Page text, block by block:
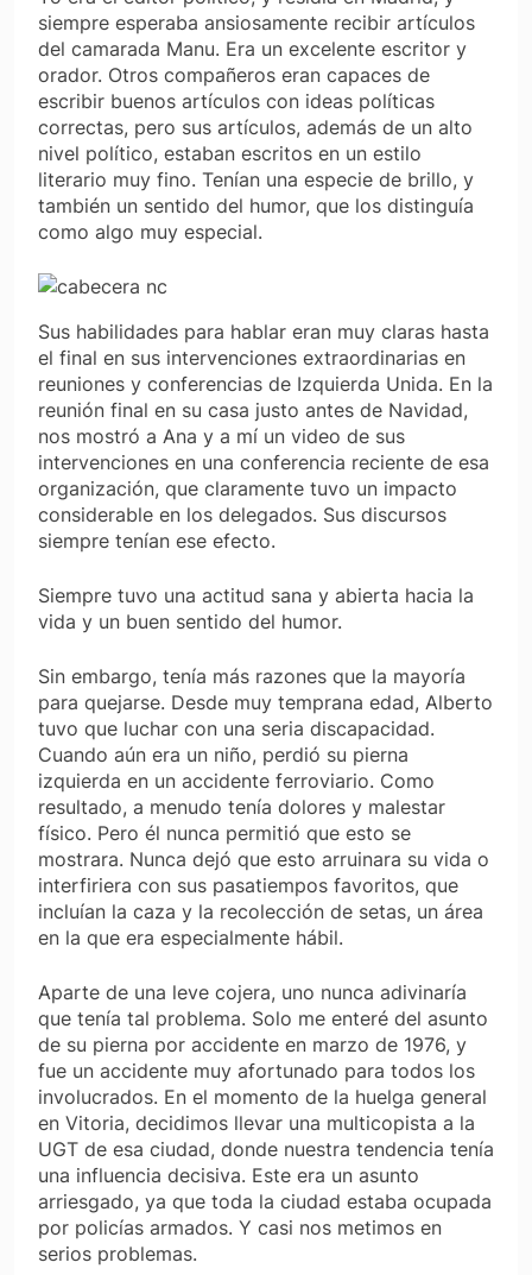
siempre esperaba ansiosamente recibir artículos
del camarada Manu. Era un excelente escritor y
orador. Otros compañeros eran capaces de
escribir buenos artículos con ideas políticas
correctas, pero sus artículos, además de un alto
nivel político, estaban escritos en un estilo
literario muy fino. Tenían una especie de brillo, y
también un sentido del humor, que los distinguía
como algo muy especial.
Sus habilidades para hablar eran muy claras hasta
el final en sus intervenciones extraordinarias en
reuniones y conferencias de Izquierda Unida. En la
reunión final en su casa justo antes de Navidad,
nos mostró a Ana y a mí un video de sus
intervenciones en una conferencia reciente de esa
organización, que claramente tuvo un impacto
considerable en los delegados. Sus discursos
siempre tenían ese efecto.
Siempre tuvo una actitud sana y abierta hacia la
vida y un buen sentido del humor.
Sin embargo, tenía más razones que la mayoría
para quejarse. Desde muy temprana edad, Alberto
tuvo que luchar con una seria discapacidad.
Cuando aún era un niño, perdió su pierna
izquierda en un accidente ferroviario. Como
resultado, a menudo tenía dolores y malestar
físico. Pero él nunca permitió que esto se
mostrara. Nunca dejó que esto arruinara su vida o
interfiriera con sus pasatiempos favoritos, que
incluían la caza y la recolección de setas, un área
en la que era especialmente hábil.
Aparte de una leve cojera, uno nunca adivinaría
que tenía tal problema. Solo me enteré del asunto
de su pierna por accidente en marzo de 1976, y
fue un accidente muy afortunado para todos los
involucrados. En el momento de la huelga general
en Vitoria, decidimos llevar una multicopista a la
UGT de esa ciudad, donde nuestra tendencia tenía
una influencia decisiva. Este era un asunto
arriesgado, ya que toda la ciudad estaba ocupada
por policías armados. Y casi nos metimos en
serios problemas.